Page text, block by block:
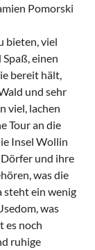
Pomorski
bieten, viel
einen
bereit hält,
und sehr
viel, lachen
Tour an die
Insel Wollin
und ihre
was die
steht ein wenig
was
es noch
ruhige